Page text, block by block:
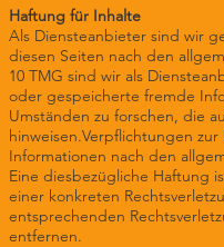
Haftung für Inhalte
Als Diensteanbieter sind wir
diesen Seiten nach den
10 TMG sind wir als
oder gespeicherte fremde
Umständen zu forschen, die
hinweisen.Verpflichtungen
Informationen nach den
Eine diesbezügliche Haftung
einer konkreten
entsprechenden
entfernen.